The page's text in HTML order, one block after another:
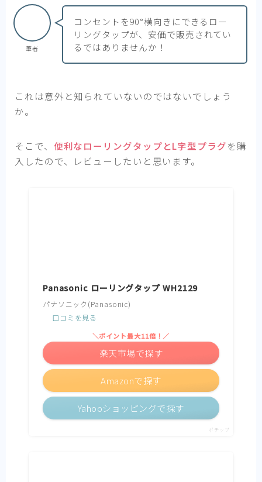
筆者
コンセントを90°横向きにできるロー
リングタップが、安価で販売されてい
るではありませんか！
これは意外と知られていないのではないでしょう
か。
そこで、 便利なローリングタップとL字型プラグを購
入したので、レビューしたいと思います。
Panasonic ローリングタップ WH2129
パナソニック(Panasonic)
口コミを見る
Amazonで探す
＼ポイント最大11倍！／
楽天市場で探す
Yahooショッピングで探す
ポチップ